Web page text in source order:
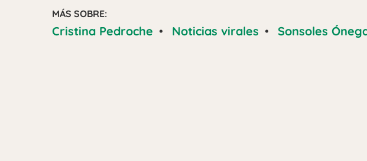
MÁS SOBRE:
Cristina Pedroche • Noticias virales • Sonsoles